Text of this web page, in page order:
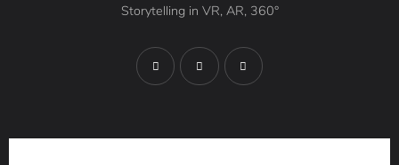
Storytelling in VR, AR, 360°